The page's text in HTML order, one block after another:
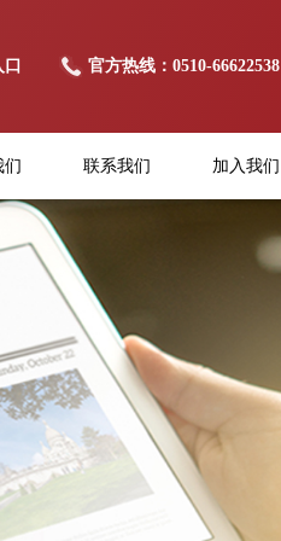
官方热线：0510-66622538
们 联系我们 加入我们